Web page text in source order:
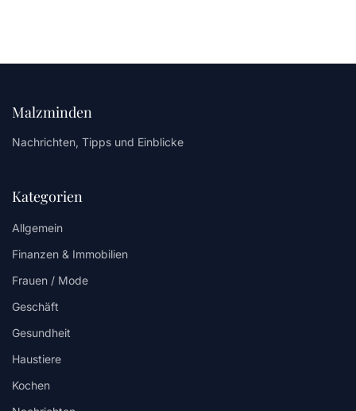
Malzminden
Nachrichten, Tipps und Einblicke
Kategorien
Allgemein
Finanzen & Immobilien
Frauen / Mode
Geschäft
Gesundheit
Haustiere
Kochen